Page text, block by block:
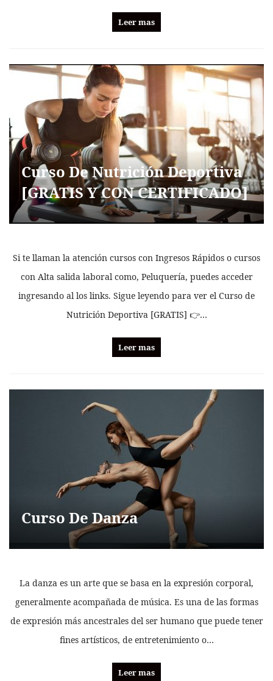
Leer mas
Curso De Nutrición Deportiva
[GRATIS Y CON CERTIFICADO]
Si te llaman la atención cursos con Ingresos Rápidos o cursos
con Alta salida laboral como, Peluquería, puedes acceder
ingresando al los links. Sigue leyendo para ver el Curso de
Nutrición Deportiva [GRATIS] 👉…
Leer mas
Curso De Danza
La danza es un arte que se basa en la expresión corporal,
generalmente acompañada de música. Es una de las formas
de expresión más ancestrales del ser humano que puede tener
fines artísticos, de entretenimiento o…
Leer mas